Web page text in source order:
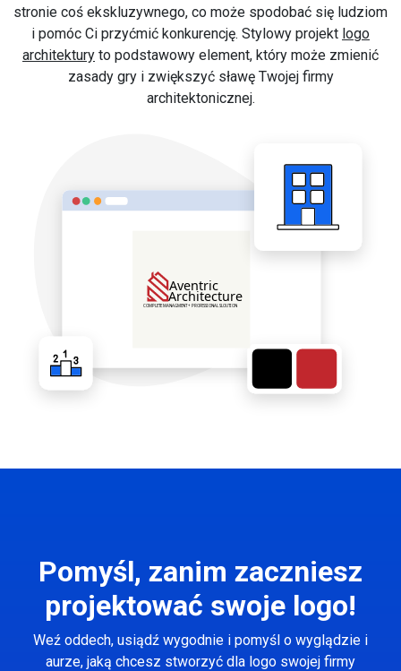
stronie coś ekskluzywnego, co może spodobać się ludziom
i pomóc Ci przyćmić konkurencję. Stylowy projekt logo
architektury to podstawowy element, który może zmienić
zasady gry i zwiększyć sławę Twojej firmy
architektonicznej.
Pomyśl, zanim zaczniesz
projektować swoje logo!
Weź oddech, usiądź wygodnie i pomyśl o wyglądzie i
aurze, jaką chcesz stworzyć dla logo swojej firmy